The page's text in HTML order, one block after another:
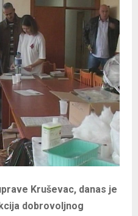
Kruševac, danas je
dobrovoljnog